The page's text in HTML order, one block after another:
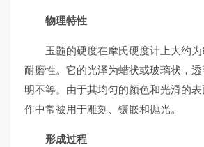
物理特性
玉髓的硬度在摩氏硬度计上大约
耐磨性。它的光泽为蜡状或玻璃状，
明不等。由于其均匀的颜色和光滑的
作中常被用于雕刻、镶嵌和抛光。
形成过程